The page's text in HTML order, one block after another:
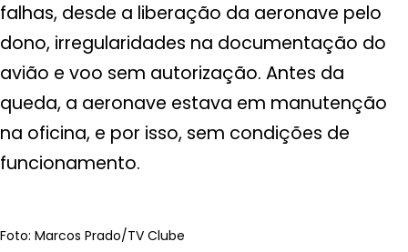
falhas, desde a liberação da aeronave pelo
dono, irregularidades na documentação do
avião e voo sem autorização. Antes da
queda, a aeronave estava em manutenção
na oficina, e por isso, sem condições de
funcionamento.
Foto: Marcos Prado/TV Clube